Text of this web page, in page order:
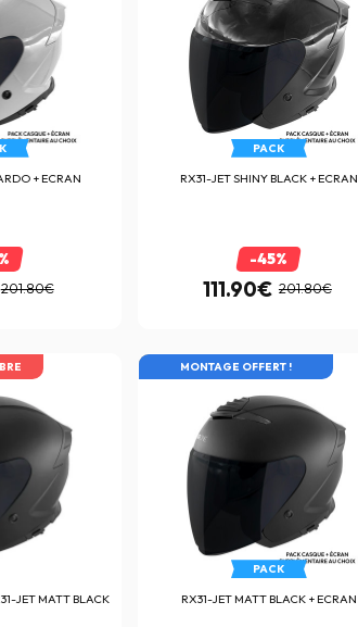
+ ECRAN
201.80€
PACK
RX31-JET SHINY BLACK + ECRAN
-45%
111.90€ 201.80€
JET MATT BLACK
AFFAIRE
MONTAGE OFFERT !
PACK
RX31-JET MATT BLACK + ECRAN